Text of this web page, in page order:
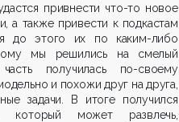
привнести что-то новое
а также привести к подкастам
до этого их по каким-либо
мы решились на смелый
получилась по-своему
и похожи друг на друга,
задачи. В итоге получился
который может развлечь,